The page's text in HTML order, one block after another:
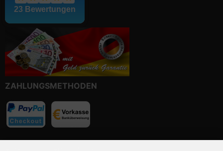
ZAHLUNGSMETHODEN